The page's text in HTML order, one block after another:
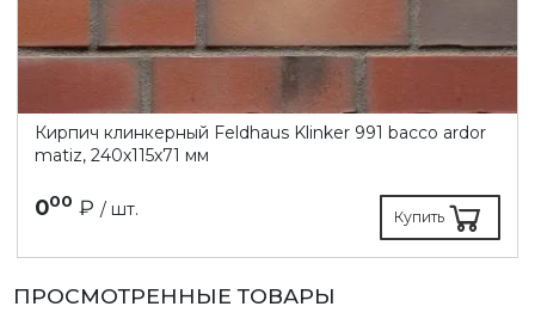
Кирпич клинкерный Feldhaus Klinker 991 bacco ardor
matiz, 240х115х71 мм
000 ₽ / шт. Купить
ПРОСМОТРЕННЫЕ ТОВАРЫ